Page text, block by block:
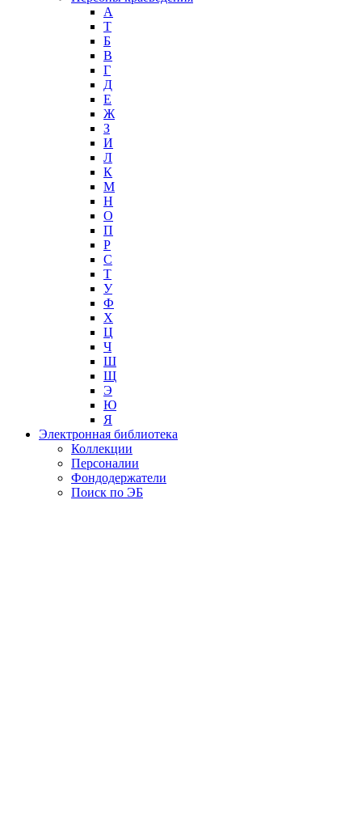
А
T
Б
В
Г
Д
Е
Ж
З
И
Л
К
М
Н
О
П
Р
С
Т
У
Ф
Х
Ц
Ч
Ш
Щ
Э
Ю
Я
Электронная библиотека
Коллекции
Персоналии
Фондодержатели
Поиск по ЭБ